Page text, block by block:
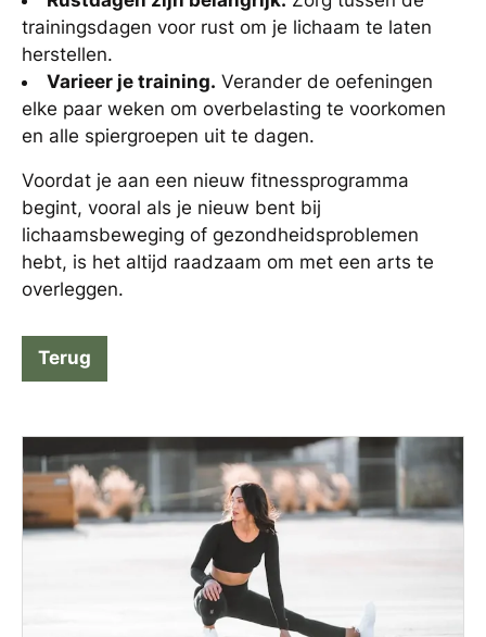
trainingsdagen voor rust om je lichaam te laten
herstellen.
Varieer je training. Verander de oefeningen
elke paar weken om overbelasting te voorkomen
en alle spiergroepen uit te dagen.
Voordat je aan een nieuw fitnessprogramma
begint, vooral als je nieuw bent bij
lichaamsbeweging of gezondheidsproblemen
hebt, is het altijd raadzaam om met een arts te
overleggen.
Terug